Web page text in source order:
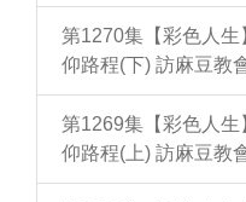
第1270集【彩色人
仰路程(下) 訪麻豆教
第1269集【彩色人
仰路程(上) 訪麻豆教